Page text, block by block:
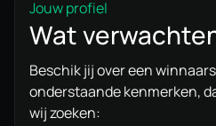
Jouw profiel
Wat
Beschik jij over een
onderstaande kenmerken,
wij zoeken: